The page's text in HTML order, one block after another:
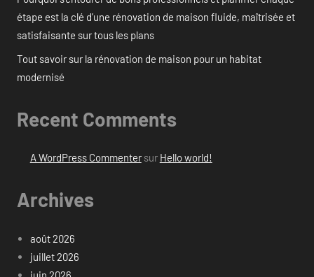
étape est la clé d’une rénovation de maison fluide, maîtrisée et
satisfaisante sur tous les plans
Tout savoir sur la rénovation de maison pour un habitat
modernisé
Recent Comments
A WordPress Commentersur Hello world!
Archives
août 2026
juillet 2026